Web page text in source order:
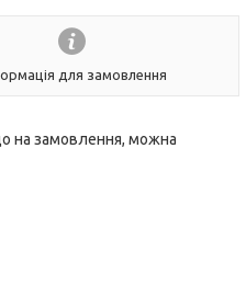
для замовлення
на замовлення, можна